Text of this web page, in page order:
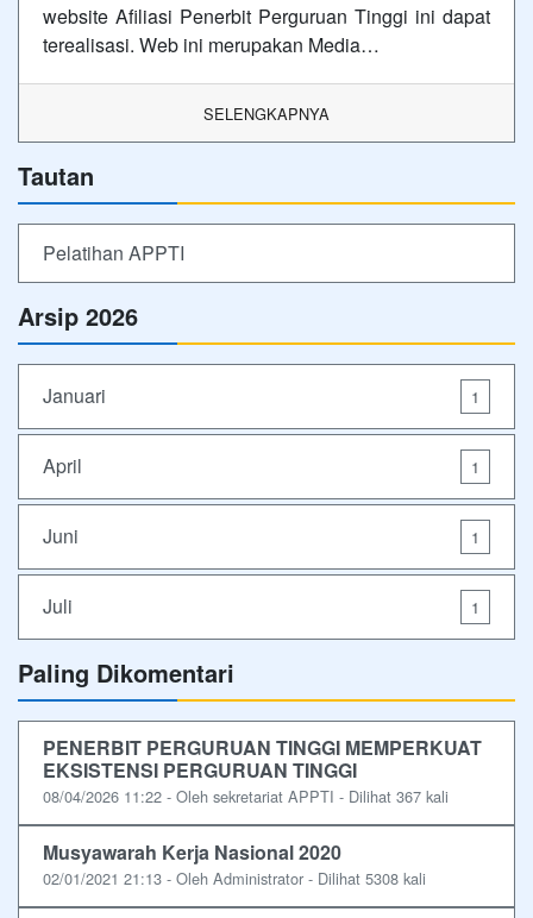
website Afiliasi Penerbit Perguruan Tinggi ini dapat
terealisasi. Web ini merupakan Media…
SELENGKAPNYA
Tautan
Pelatihan APPTI
Arsip 2026
Januari 1
April 1
Juni 1
Juli 1
Paling Dikomentari
PENERBIT PERGURUAN TINGGI MEMPERKUAT
EKSISTENSI PERGURUAN TINGGI
08/04/2026 11:22 - Oleh sekretariat APPTI - Dilihat 367 kali
Musyawarah Kerja Nasional 2020
02/01/2021 21:13 - Oleh Administrator - Dilihat 5308 kali